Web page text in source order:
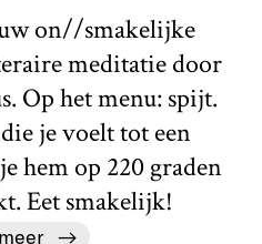
on//smakelijke
meditatie door
Op het menu: spijt.
je voelt tot een
hem op 220 graden
Eet smakelijk!